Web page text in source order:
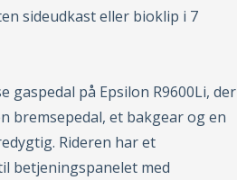
sideudkast eller bioklip i 7
på Epsilon R9600Li, der
bremsepedal, et bakgear og en
Rideren har et
betjeningspanelet med